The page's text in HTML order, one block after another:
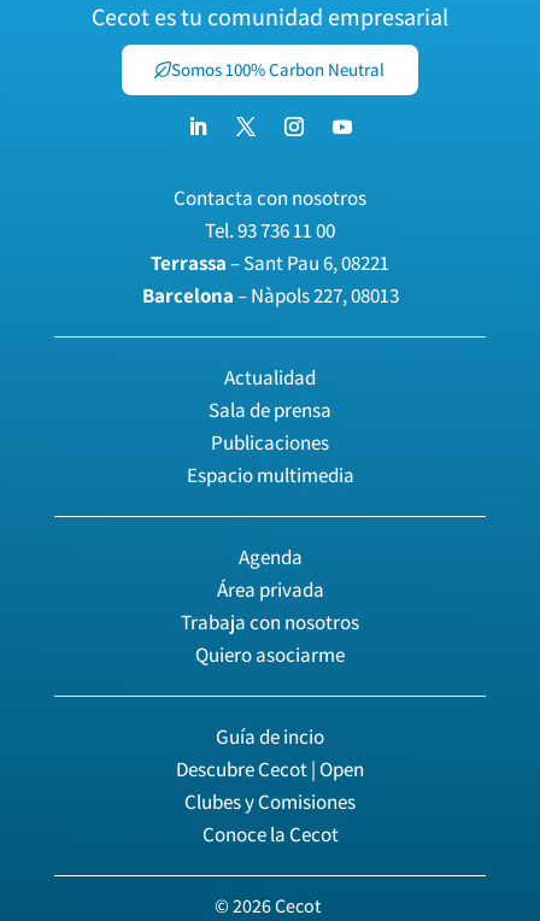
Cecot es tu comunidad empresarial
Somos 100% Carbon Neutral
Contacta con nosotros
Tel.93 736 11 00
Terrassa– Sant Pau 6, 08221
Barcelona– Nàpols 227, 08013
Actualidad
Sala de prensa
Publicaciones
Espacio multimedia
Agenda
Área privada
Trabaja con nosotros
Quiero asociarme
Guía de incio
Descubre Cecot | Open
Clubes y Comisiones
Conoce la Cecot
© 2026 Cecot